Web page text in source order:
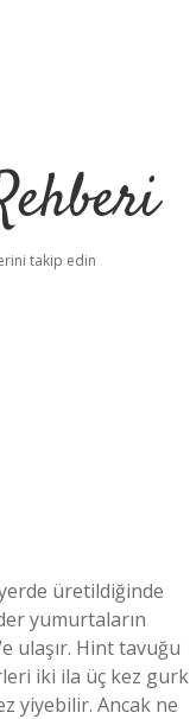
takip edin
üretildiğinde
yumurtaların
ulaşır. Hint tavuğu
iki ila üç kez gurk
yiyebilir. Ancak ne